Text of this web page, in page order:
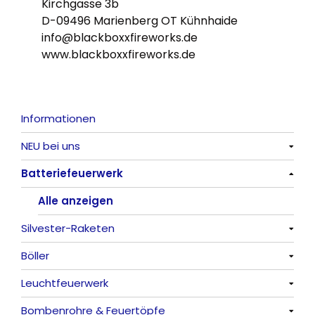
Kirchgasse 3b
D-09496 Marienberg OT Kühnhaide
info@blackboxxfireworks.de
www.blackboxxfireworks.de
Informationen
NEU bei uns
Alle anzeigen
Batteriefeuerwerk
Alle anzeigen
Silvester-Raketen
Alle anzeigen
Böller
Alle anzeigen
China-Böller
Leuchtfeuerwerk
Alle anzeigen
Bombenrohre & Feuertöpfe